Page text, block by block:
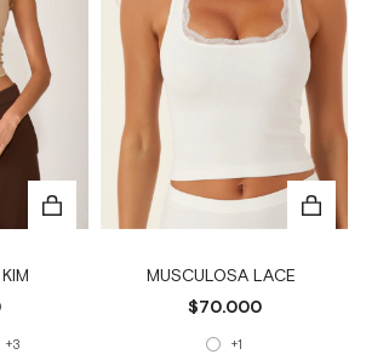
+3
MUSCULOSA LACE
$70.000
+1